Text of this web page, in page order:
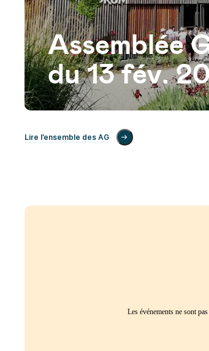
Assemblée
du 13 fév.
Lire l’ensemble des AG
Les événements ne sont